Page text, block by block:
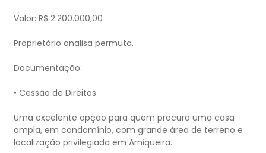
Valor: R$ 2.200.000,00
Proprietário analisa permuta.
Documentação:
• Cessão de Direitos
Uma excelente opção para quem procura uma casa
ampla, em condomínio, com grande área de terreno e
localização privilegiada em Arniqueira.